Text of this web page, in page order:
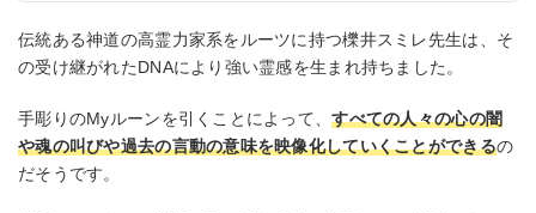
伝統ある神道の高霊力家系をルーツに持つ櫟井スミレ先生は、そ
の受け継がれたDNAにより強い霊感を生まれ持ちました。
手彫りのMyルーンを引くことによって、すべての人々の心の闇
や魂の叫びや過去の言動の意味を映像化していくことができるの
だそうです。